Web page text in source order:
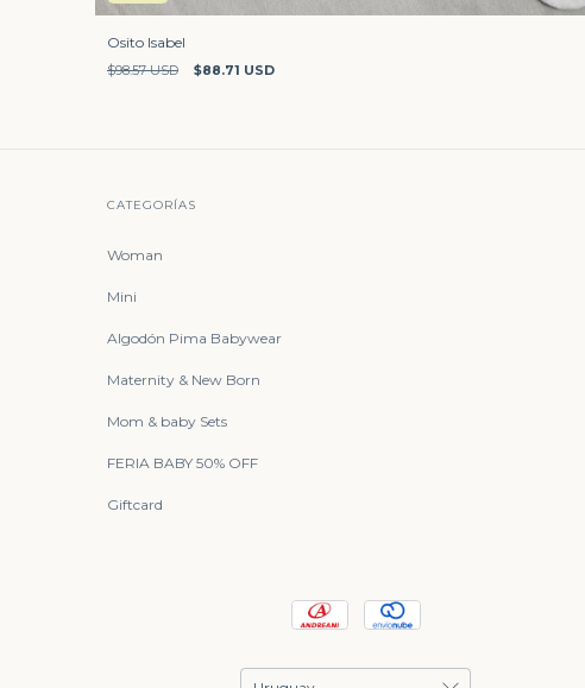
Osito Isabel
$98.57 USD $88.71 USD
CATEGORÍAS
Woman
Mini
Algodón Pima Babywear
Maternity & New Born
Mom & baby Sets
FERIA BABY 50% OFF
Giftcard